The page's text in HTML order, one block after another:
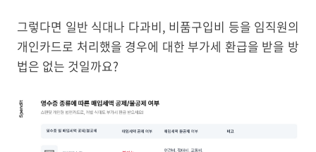
그렇다면 일반 식대나 다과비, 비품구입비 등을 임직원의
개인카드로 처리했을 경우에 대한 부가세 환급을 받을 방
법은 없는 것일까요?